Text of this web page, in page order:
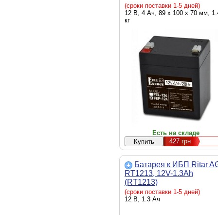
(сроки поставки 1-5 дней)
12 В, 4 Ач, 89 х 100 х 70 мм,
кг
Есть на складе
427грн
Батарея к ИБП Ritar
RT1213, 12V-1.3Ah
(RT1213)
(сроки поставки 1-5 дней)
12 В, 1.3 Ач